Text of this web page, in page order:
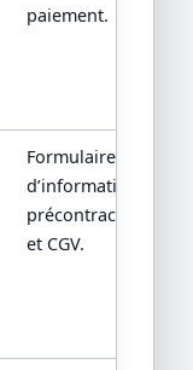
paiement.
Formulaire
d’information
précontractuelle
et CGV.